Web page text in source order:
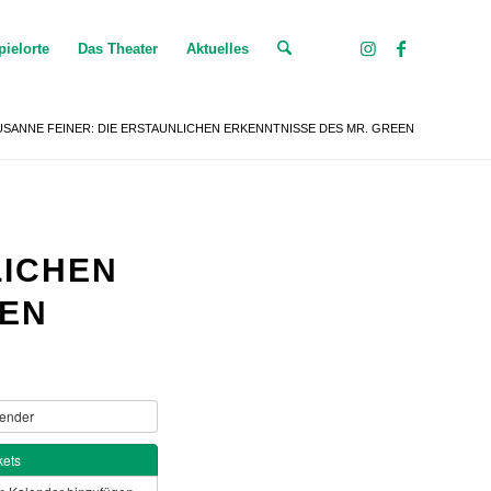
Das Theater Aktuelles
FEINER: DIE ERSTAUNLICHEN ERKENNTNISSE DES MR. GREEN